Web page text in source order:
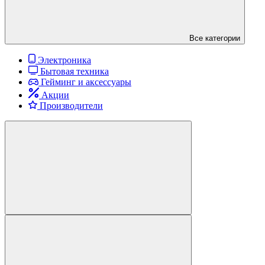
Все категории
Электроника
Бытовая техника
Гейминг и аксессуары
Акции
Производители